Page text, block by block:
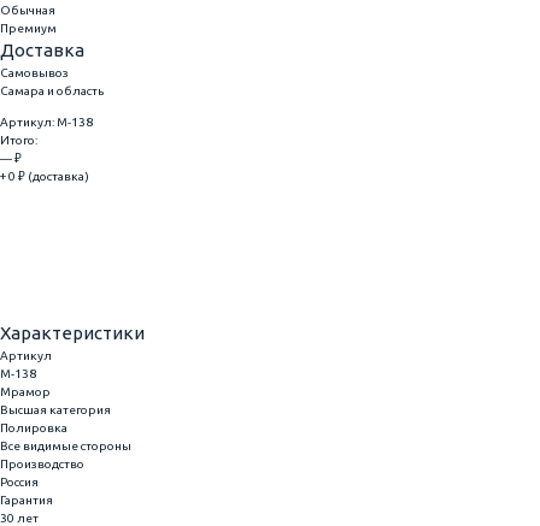
Обычная
Премиум
Доставка
Самовывоз
Самара и область
Артикул: M-138
Итого:
— ₽
+ 0 ₽ (доставка)
Характеристики
Артикул
M-138
Мрамор
Высшая категория
Полировка
Все видимые стороны
Производство
Россия
Гарантия
30 лет